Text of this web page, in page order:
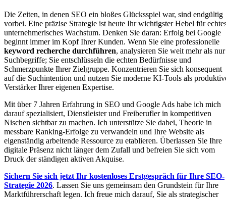
Die Zeiten, in denen SEO ein bloßes Glücksspiel war, sind endgültig
vorbei. Eine präzise Strategie ist heute Ihr wichtigster Hebel für
unternehmerisches Wachstum. Denken Sie daran: Erfolg bei Google
beginnt immer im Kopf Ihrer Kunden. Wenn Sie eine professionelle
keyword recherche durchführen, analysieren Sie weit mehr als nur
Suchbegriffe; Sie entschlüsseln die echten Bedürfnisse und
Schmerzpunkte Ihrer Zielgruppe. Konzentrieren Sie sich konsequent
auf die Suchintention und nutzen Sie moderne KI-Tools als
Verstärker Ihrer eigenen Expertise.
Mit über 7 Jahren Erfahrung in SEO und Google Ads habe ich mich
darauf spezialisiert, Dienstleister und Freiberufler in kompetitiven
Nischen sichtbar zu machen. Ich unterstütze Sie dabei, Theorie in
messbare Ranking-Erfolge zu verwandeln und Ihre Website als
eigenständig arbeitende Ressource zu etablieren. Überlassen Sie Ihre
digitale Präsenz nicht länger dem Zufall und befreien Sie sich vom
Druck der ständigen aktiven Akquise.
Sichern Sie sich jetzt Ihr kostenloses Erstgespräch für Ihre SEO-
Strategie 2026. Lassen Sie uns gemeinsam den Grundstein für Ihre
Marktführerschaft legen. Ich freue mich darauf, Sie als strategischer